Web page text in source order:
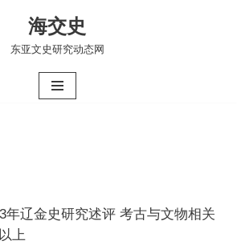
海交史
东亚文史研究动态网
年辽金史研究述评 考古与文物相关
上